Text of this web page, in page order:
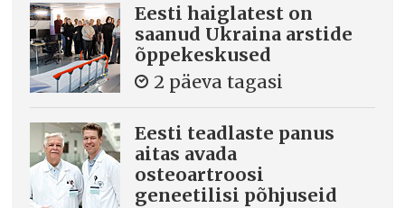
Eesti haiglatest on
saanud Ukraina arstide
õppekeskused
2 päeva tagasi
Eesti teadlaste panus
aitas avada
osteoartroosi
geneetilisi põhjuseid